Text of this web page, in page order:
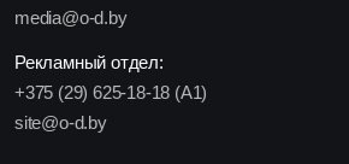
media@o-d.by
Рекламный отдел:
+375 (29) 625-18-18 (A1)
site@o-d.by